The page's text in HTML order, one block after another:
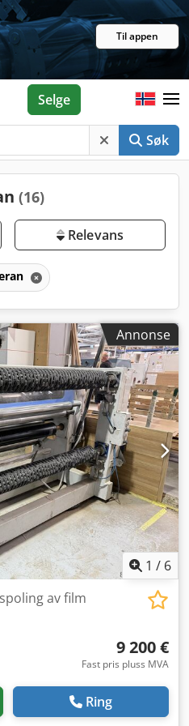
Til appen
Søk
Selge
(16)
Relevans
Annonse
1 / 6
av film
9 200 €
Fast pris pluss MVA
Ring